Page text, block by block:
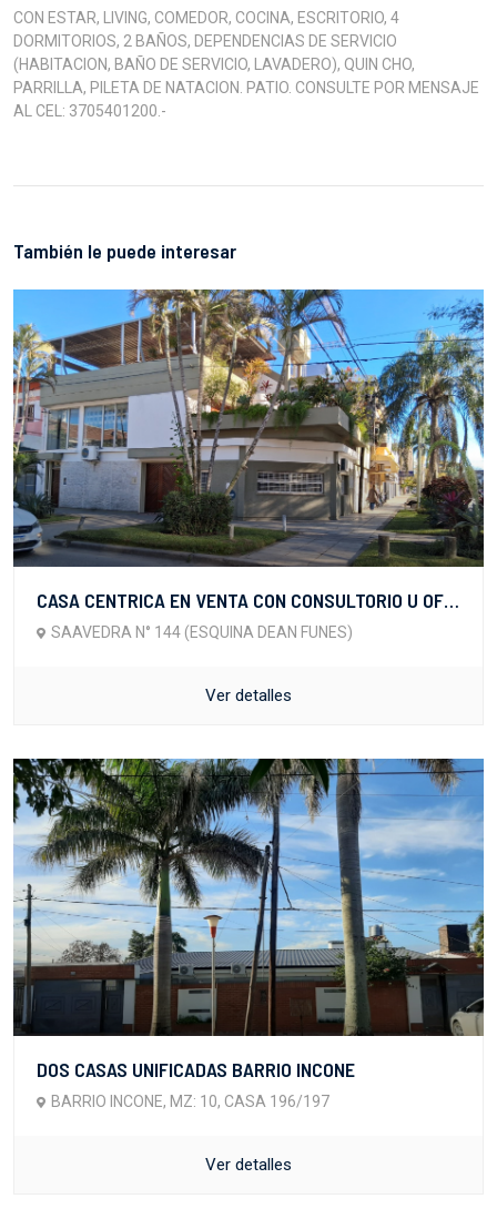
CON ESTAR, LIVING, COMEDOR, COCINA, ESCRITORIO, 4
DORMITORIOS, 2 BAÑOS, DEPENDENCIAS DE SERVICIO
(HABITACION, BAÑO DE SERVICIO, LAVADERO), QUIN CHO,
PARRILLA, PILETA DE NATACION. PATIO. CONSULTE POR MENSAJE
AL CEL: 3705401200.-
También le puede interesar
CASA CENTRICA EN VENTA CON CONSULTORIO U OFICINAS
SAAVEDRA N° 144 (ESQUINA DEAN FUNES)
Ver detalles
DOS CASAS UNIFICADAS BARRIO INCONE
BARRIO INCONE, MZ: 10, CASA 196/197
Ver detalles